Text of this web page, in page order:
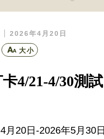
2026年4月20日
大小
4/21-4/30測試
月20日-2026年5月30日